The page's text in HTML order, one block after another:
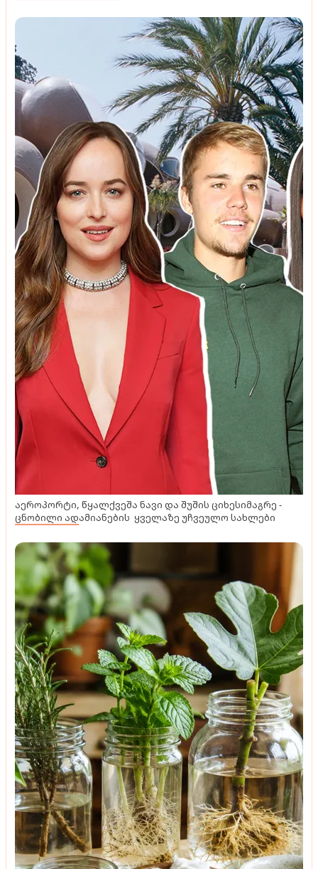
აეროპორტი, წყალქვეშა ნავი და შუშის ციხესიმაგრე -
ცნობილი ადამიანების ყველაზე უჩვეულო სახლები